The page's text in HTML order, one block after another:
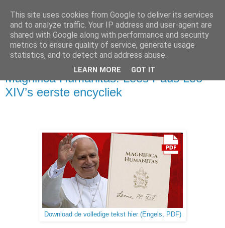
maandag 25 mei 2026
Magnifica Humanitas: Lees Paus Leo
XIV’s eerste encycliek
Download de volledige tekst hier (Engels, PDF)
This site uses cookies from Google to deliver its services
and to analyze traffic. Your IP address and user-agent are
shared with Google along with performance and security
metrics to ensure quality of service, generate usage
statistics, and to detect and address abuse.
LEARN MORE GOT IT